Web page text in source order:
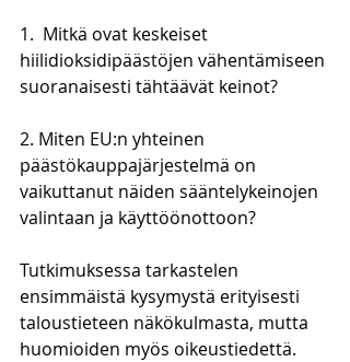
1.  Mitkä ovat keskeiset
hiilidioksidipäästöjen vähentämiseen
suoranaisesti tähtäävät keinot?
2. Miten EU:n yhteinen
päästökauppajärjestelmä on
vaikuttanut näiden sääntelykeinojen
valintaan ja käyttöönottoon?
Tutkimuksessa tarkastelen
ensimmäistä kysymystä erityisesti
taloustieteen näkökulmasta, mutta
huomioiden myös oikeustiedettä.